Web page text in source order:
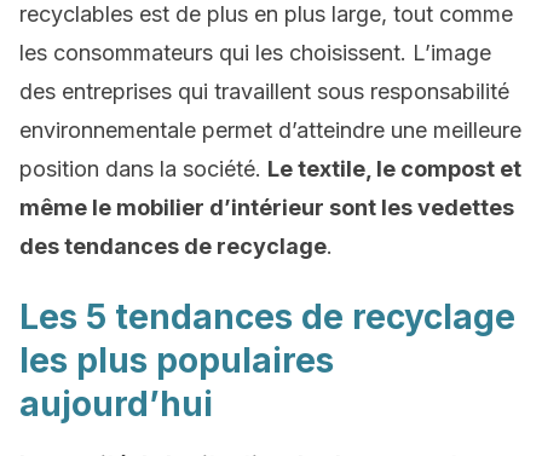
recyclables est de plus en plus large, tout comme
les consommateurs qui les choisissent. L’image
des entreprises qui travaillent sous responsabilité
environnementale permet d’atteindre une meilleure
position dans la société. Le textile, le compost et
même le mobilier d’intérieur sont les vedettes
des tendances de recyclage.
Les 5 tendances de recyclage
les plus populaires
aujourd’hui